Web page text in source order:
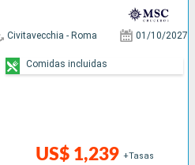
Civitavecchia - Roma 01/10/2027
US$ 1,239 +Tasas
Comidas incluidas